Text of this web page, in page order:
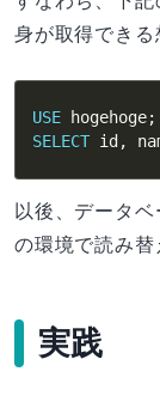
身が取得できる
USE hogehoge;
SELECT id ,
以後、データ
の環境で読み替
実践